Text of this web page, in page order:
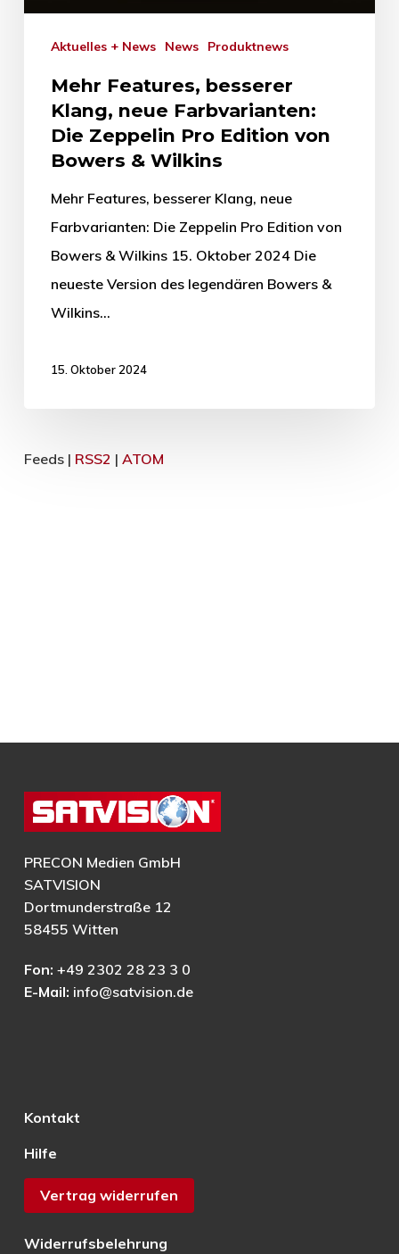
Aktuelles + News News Produktnews
Mehr Features, besserer
Klang, neue Farbvarianten:
Die Zeppelin Pro Edition von
Bowers & Wilkins
Mehr Features, besserer Klang, neue
Farbvarianten: Die Zeppelin Pro Edition von
Bowers & Wilkins 15. Oktober 2024 Die
neueste Version des legendären Bowers &
Wilkins…
15. Oktober 2024
Feeds | RSS2 | ATOM
PRECON Medien GmbH
SATVISION
Dortmunderstraße 12
58455 Witten
Fon: +49 2302 28 23 3 0
E-Mail: info@satvision.de
Kontakt
Hilfe
Vertrag widerrufen
Widerrufsbelehrung